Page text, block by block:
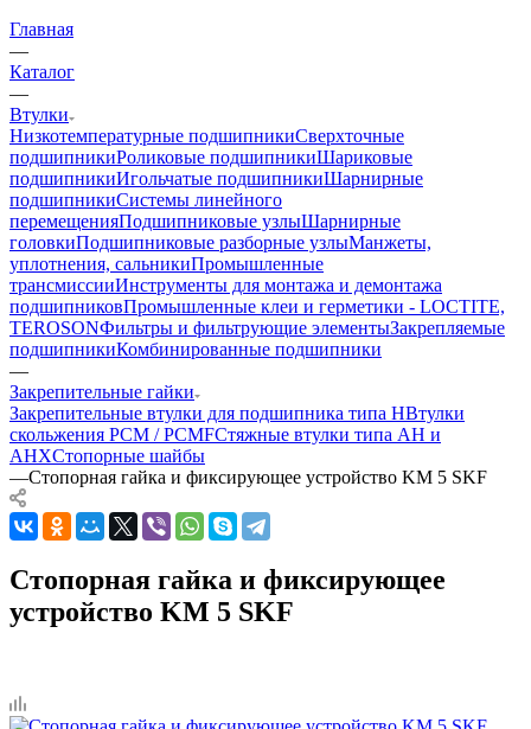
Главная
—
Каталог
—
Втулки
Низкотемпературные подшипникиСверхточные
подшипникиРоликовые подшипникиШариковые
подшипникиИгольчатые подшипникиШарнирные
подшипникиСистемы линейного
перемещенияПодшипниковые узлыШарнирные
головкиПодшипниковые разборные узлыМанжеты,
уплотнения, сальникиПромышленные
трансмиссииИнструменты для монтажа и демонтажа
подшипниковПромышленные клеи и герметики - LOCTITE,
TEROSONФильтры и фильтрующие элементыЗакрепляемые
подшипникиКомбинированные подшипники
—
Закрепительные гайки
Закрепительные втулки для подшипника типа HВтулки
скольжения PCM / PCMFСтяжные втулки типа AH и
AHXСтопорные шайбы
—Стопорная гайка и фиксирующее устройство KM 5 SKF
Стопорная гайка и фиксирующее
устройство KM 5 SKF